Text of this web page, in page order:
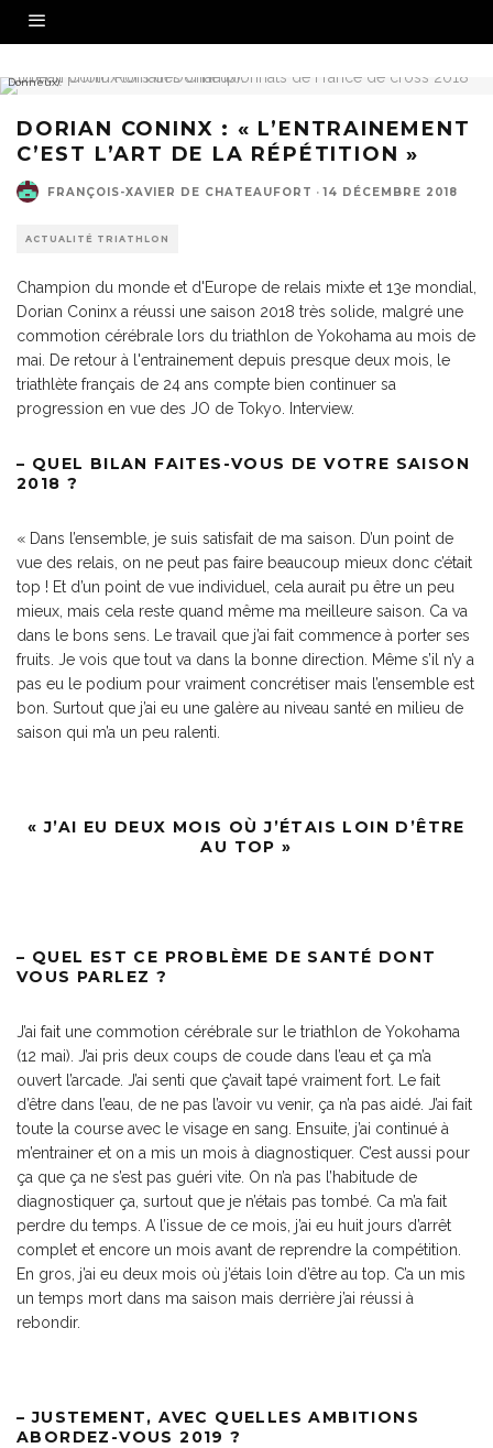
Donneux).
DORIAN CONINX : « L’ENTRAINEMENT
C’EST L’ART DE LA RÉPÉTITION »
FRANÇOIS-XAVIER DE CHATEAUFORT · 14 DÉCEMBRE 2018
ACTUALITÉ TRIATHLON
Champion du monde et d'Europe de relais mixte et 13e mondial,
Dorian Coninx a réussi une saison 2018 très solide, malgré une
commotion cérébrale lors du triathlon de Yokohama au mois de
mai. De retour à l'entrainement depuis presque deux mois, le
triathlète français de 24 ans compte bien continuer sa
progression en vue des JO de Tokyo. Interview.
– QUEL BILAN FAITES-VOUS DE VOTRE SAISON
2018 ?
« Dans l’ensemble, je suis satisfait de ma saison. D’un point de
vue des relais, on ne peut pas faire beaucoup mieux donc c’était
top ! Et d’un point de vue individuel, cela aurait pu être un peu
mieux, mais cela reste quand même ma meilleure saison. Ca va
dans le bons sens. Le travail que j’ai fait commence à porter ses
fruits. Je vois que tout va dans la bonne direction. Même s’il n’y a
pas eu le podium pour vraiment concrétiser mais l’ensemble est
bon. Surtout que j’ai eu une galère au niveau santé en milieu de
saison qui m’a un peu ralenti.
« J’AI EU DEUX MOIS OÙ J’ÉTAIS LOIN D’ÊTRE
AU TOP »
– QUEL EST CE PROBLÈME DE SANTÉ DONT
VOUS PARLEZ ?
J’ai fait une commotion cérébrale sur le triathlon de Yokohama
(12 mai). J’ai pris deux coups de coude dans l’eau et ça m’a
ouvert l’arcade. J’ai senti que ç’avait tapé vraiment fort. Le fait
d’être dans l’eau, de ne pas l’avoir vu venir, ça n’a pas aidé. J’ai fait
toute la course avec le visage en sang. Ensuite, j’ai continué à
m’entrainer et on a mis un mois à diagnostiquer. C’est aussi pour
ça que ça ne s’est pas guéri vite. On n’a pas l’habitude de
diagnostiquer ça, surtout que je n’étais pas tombé. Ca m’a fait
perdre du temps. A l’issue de ce mois, j’ai eu huit jours d’arrêt
complet et encore un mois avant de reprendre la compétition.
En gros, j’ai eu deux mois où j’étais loin d’être au top. C’a un mis
un temps mort dans ma saison mais derrière j’ai réussi à
rebondir.
– JUSTEMENT, AVEC QUELLES AMBITIONS
ABORDEZ-VOUS 2019 ?